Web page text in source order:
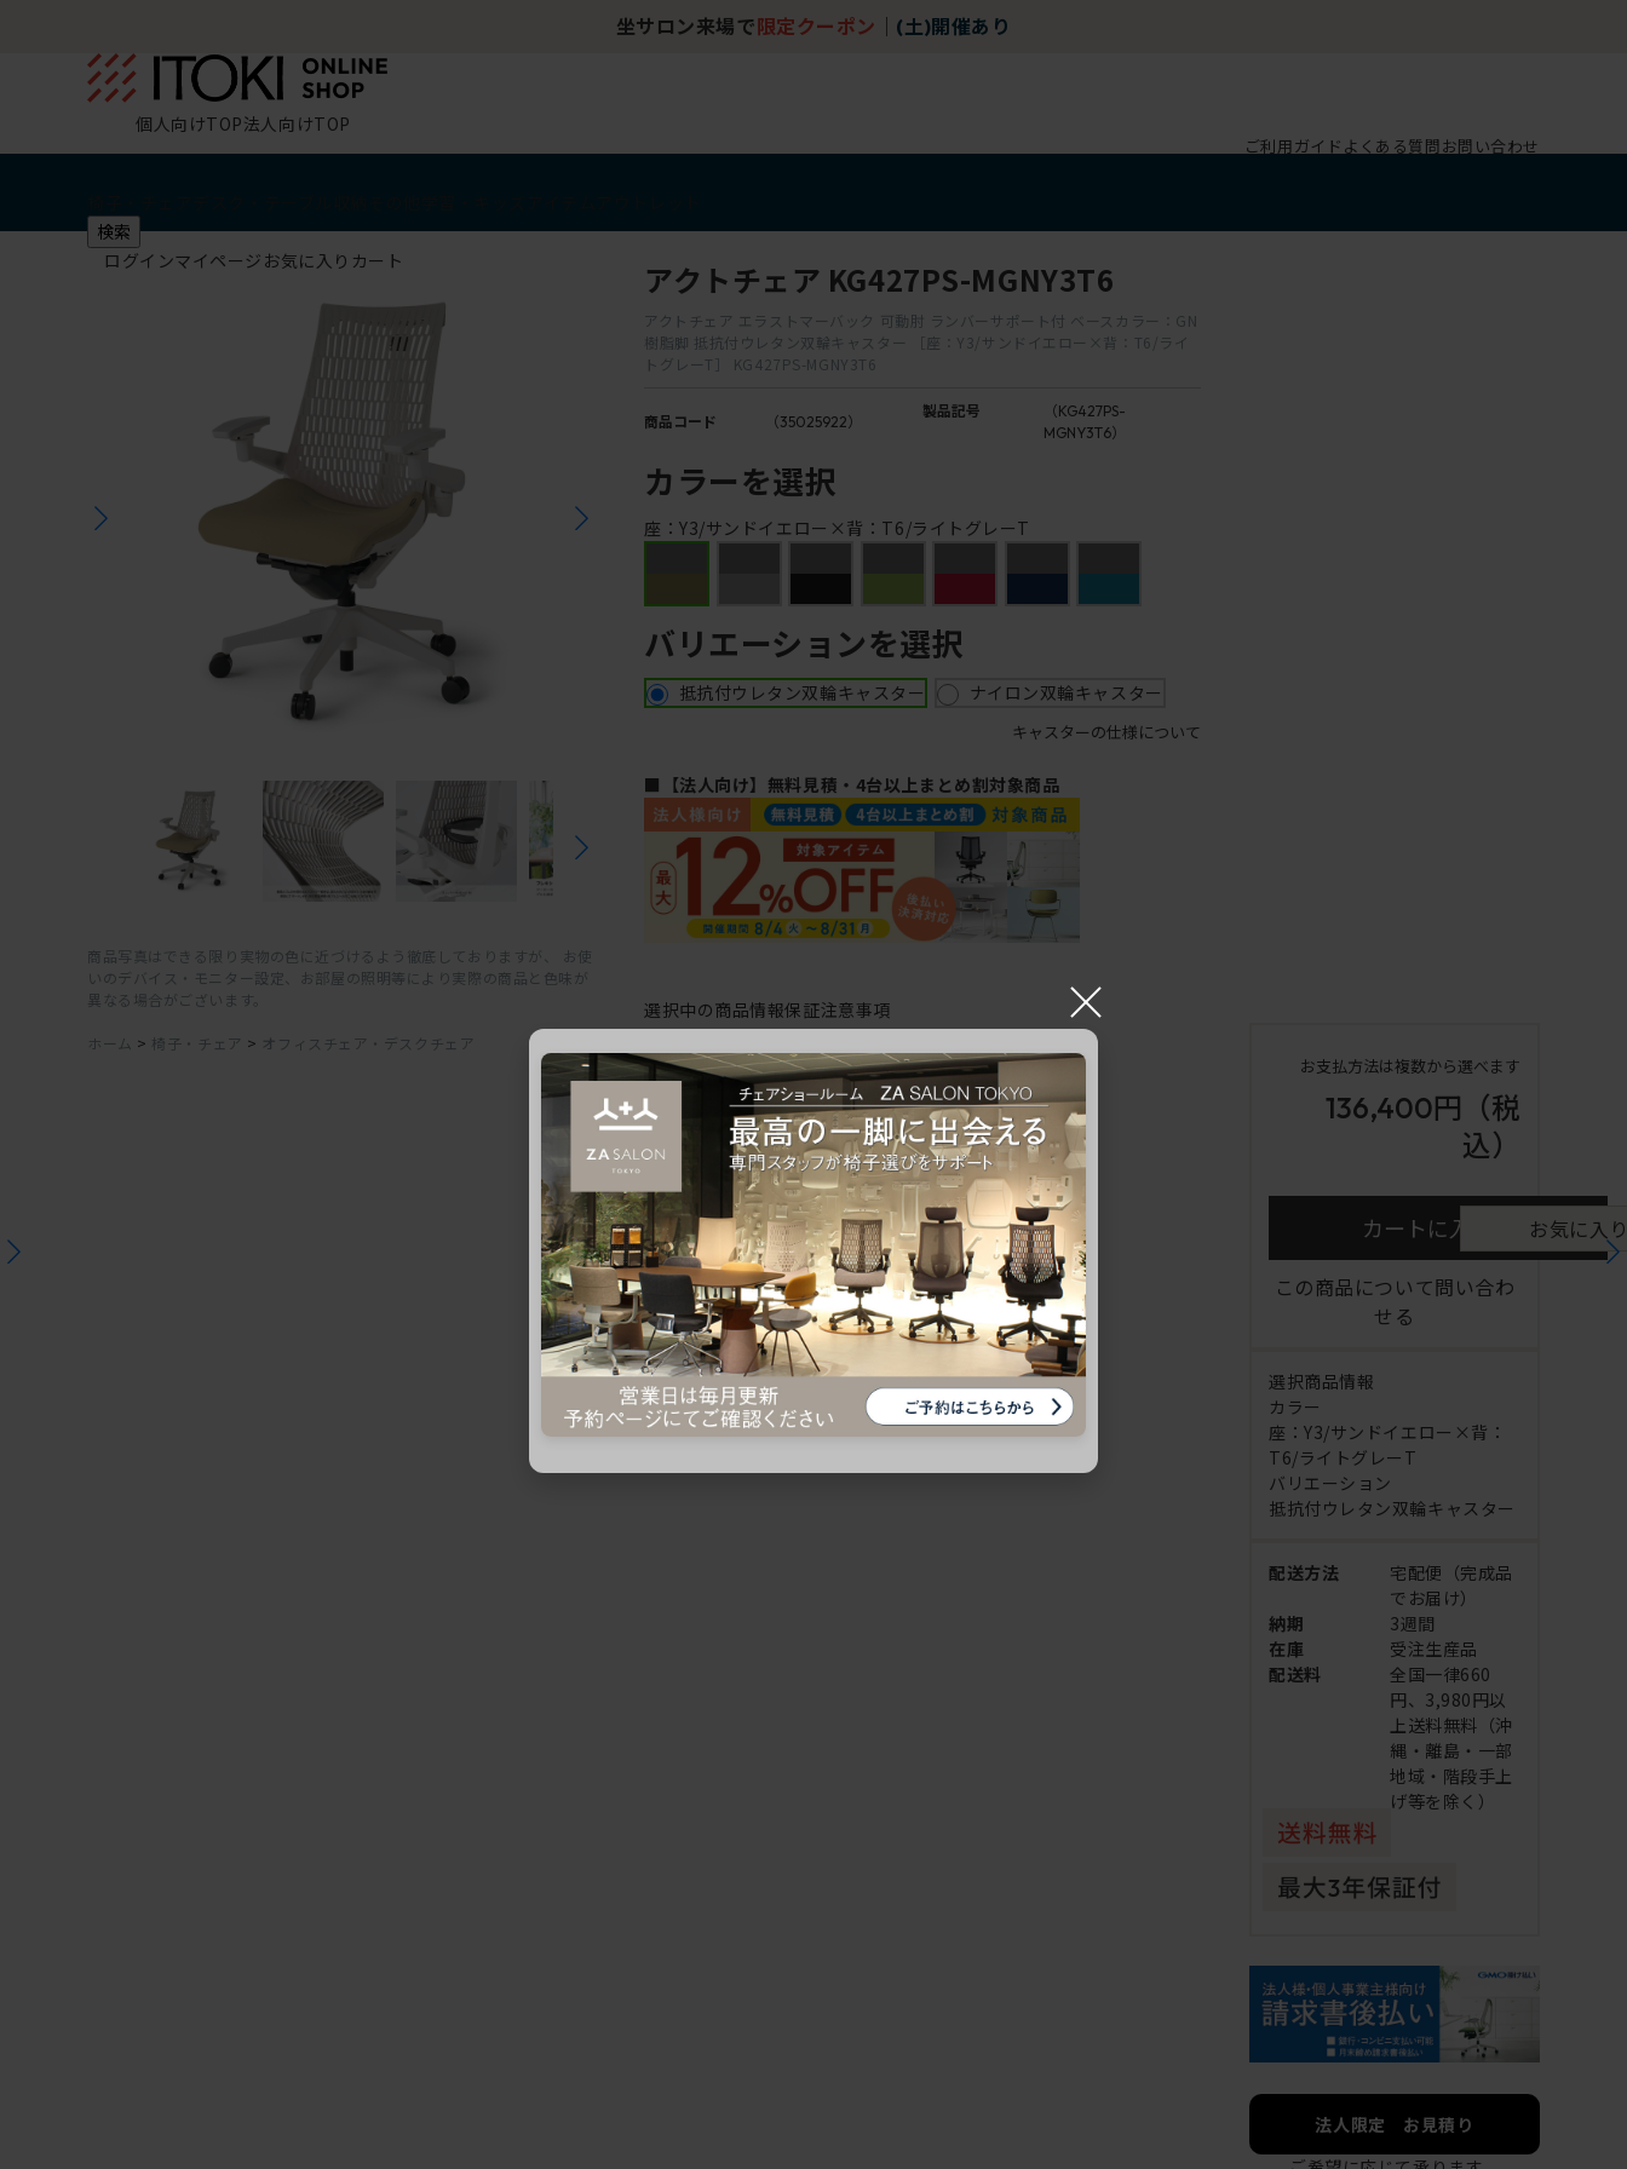
坐サロン来場で 限定クーポン (土)開催あり
個人向けTOP法人向けTOP
ご利用ガイド よくある質問お問い合わせ
検索
ログインマイページ お気に入り カート
商品写真はできる限り実物の色に近づけるよう徹底しておりますが、 お使
いのデバイス・モニター設定、お部屋の照明等により実際の商品と色味が
異なる場合がございます。
ホーム > 椅子・チェア > オフィスチェア・デスクチェア
アクトチェア KG427PS-MGNY3T6
アクトチェア エラストマーバック 可動肘 ランバーサポート付 ベースカラー：GN
樹脂脚 抵抗付ウレタン双輪キャスター ［座：Y3/サンドイエロー×背：T6/ライ
トグレーT］ KG427PS-MGNY3T6
商品コード （35025922）
製品記号
（KG427PS-
MGNY3T6）
カラーを選択
座：Y3/サンドイエロー×背：T6/ライトグレーT
バリエーションを選択
抵抗付ウレタン双輪キャスター ナイロン双輪キャスター
キャスターの仕様について
■【法人向け】無料見積・4台以上まとめ割対象商品
選択中の商品情報保証注意事項
お支払方法は複数から選べます
136,400円 （税
込）
カートに入れる お気に入
この商品について問い合わ
せる
選択商品情報
カラー
座：Y3/サンドイエロー×背：
T6/ライトグレーT
バリエーション
抵抗付ウレタン双輪キャスター
配送方法
宅配便（完成品
でお届け）
納期
3週間
在庫
受注生産品
配送料
全国一律660
円、3,980円以
上送料無料（沖
縄・離島・一部
地域・階段手上
げ等を除く）
法人限定 お見積り
×